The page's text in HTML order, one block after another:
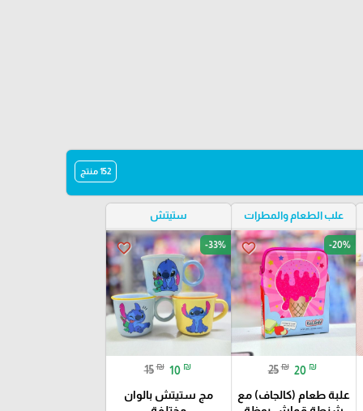
152 منتج
علب الطعام والمطرات
favorite_border -20%
25 ₪ 20 ₪
علبة طعام (كالجاف) مع
ستيتش
favorite_border -33%
15 ₪ 10 ₪
مج ستيتش بالوان